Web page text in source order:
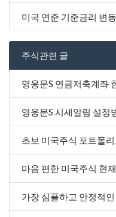
미국 연준 기준금리 변
주식관련 글
영웅문S 연금저축계좌
영웅문S 시세알림 설정
초보 미국주식 포트폴
마음 편한 미국주식 현
가장 심플하고 안정적